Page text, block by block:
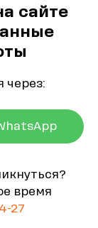
сайте
через:
время
27